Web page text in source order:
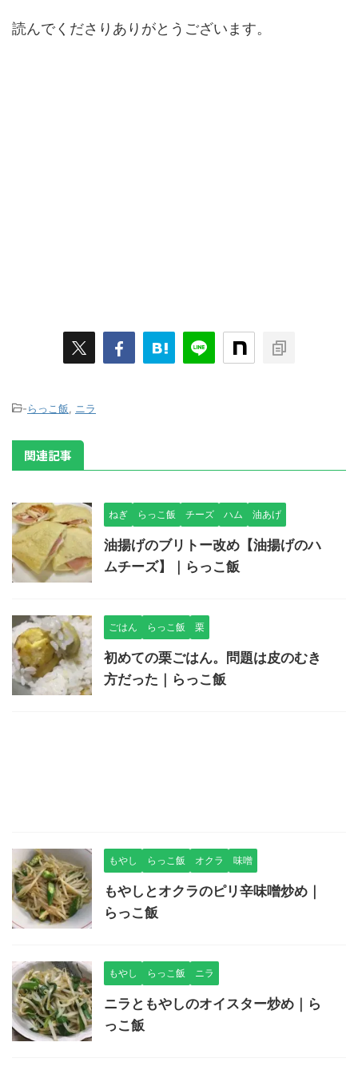
読んでくださりありがとうございます。
-らっこ飯 ニラ
関連記事
ねぎ らっこ飯 チーズ ハム 油あげ
油揚げのブリトー改め【油揚げのハ
ムチーズ】｜らっこ飯
ごはん らっこ飯 栗
初めての栗ごはん。問題は皮のむき
方だった｜らっこ飯
もやし らっこ飯 オクラ 味噌
もやしとオクラのピリ辛味噌炒め｜
らっこ飯
もやし らっこ飯 ニラ
ニラともやしのオイスター炒め｜ら
っこ飯